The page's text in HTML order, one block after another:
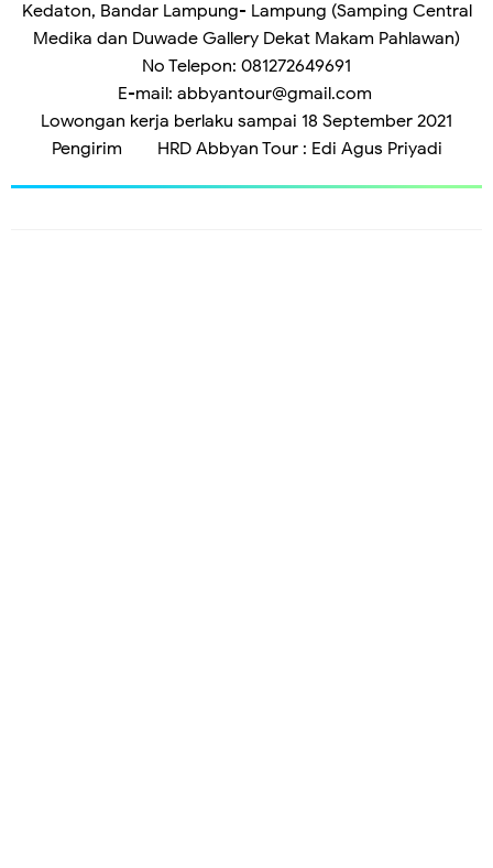
Kedaton, Bandar Lampung- Lampung (Samping Central
Medika dan Duwade Gallery Dekat Makam Pahlawan)
No Telepon: 081272649691
E-mail: abbyantour@gmail.com
Lowongan kerja berlaku sampai 18 September 2021
Pengirim
HRD Abbyan Tour : Edi Agus Priyadi